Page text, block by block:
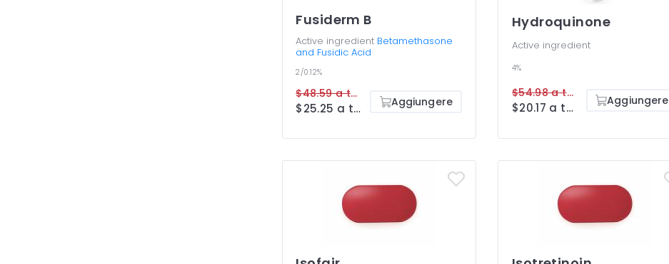
Fusiderm B
Active ingredient Betamethasone
and Fusidic Acid
2/0.12%
$48.59 a tube
$25.25 a tube Aggiungere
Hydroquinone
Active ingredient
4%
$54.98 a tube
$20.17 a tube Aggiungere